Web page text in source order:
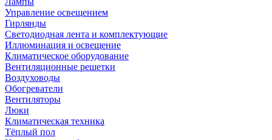
Управление освещением
Гирлянды
Светодиодная лента и комплектующие
Иллюминация и освещение
Климатическое оборудование
Вентиляционные решетки
Воздуховоды
Обогреватели
Вентиляторы
Люки
Климатическая техника
Тёплый пол